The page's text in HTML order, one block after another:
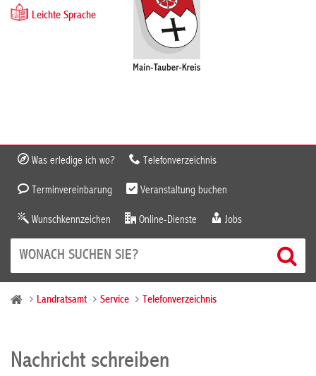
Leichte Sprache
Was erledige ich wo? Telefonverzeichnis
Terminvereinbarung Veranstaltung buchen
Wunschkennzeichen Online-Dienste Jobs
Landratsamt Service Telefonverzeichnis
Nachricht schreiben